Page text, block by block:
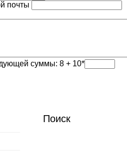
почты
суммы: 8 + 10*
Поиск